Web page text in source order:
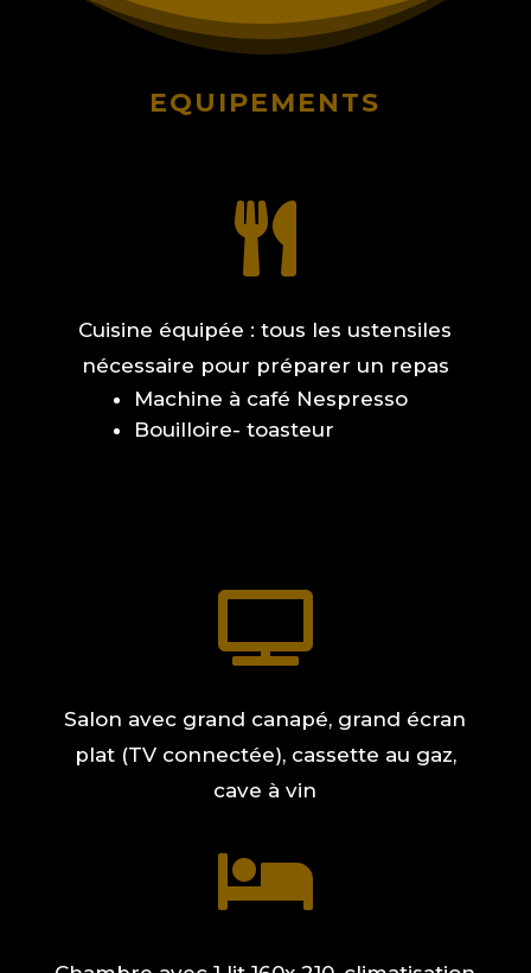
EQUIPEMENTS

Cuisine équipée : tous les ustensiles
nécessaire pour préparer un repas
Machine à café Nespresso
Bouilloire- toasteur

Salon avec grand canapé, grand écran
plat (TV connectée), cassette au gaz,
cave à vin
